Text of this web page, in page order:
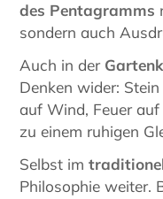
des Pentagramms
sondern auch
Auch in der
Denken wider:
auf Wind, Feuer
zu einem ruhigen
Selbst im
Philosophie weiter.